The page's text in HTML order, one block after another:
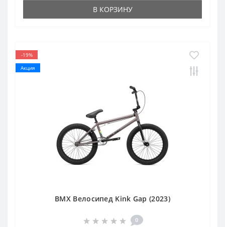
В КОРЗИНУ
-19%
Акция
BMX Велосипед Kink Gap (2023)
0